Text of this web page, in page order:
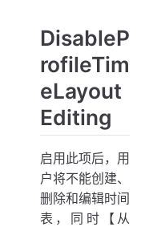
DisableP
rofileTim
eLayout
Editing
启用此项后，用
户将不能创建、
删除和编辑时间
表，同时【从